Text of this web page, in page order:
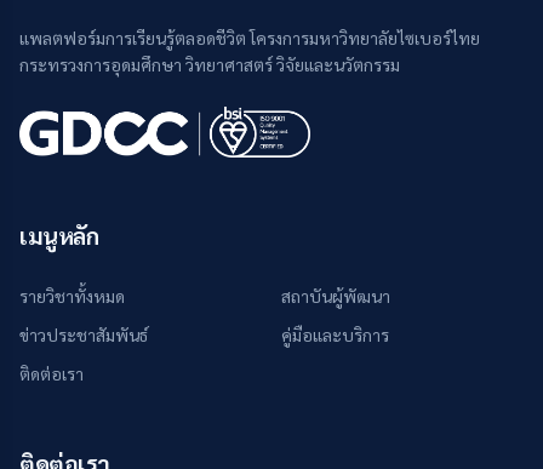
แพลตฟอร์มการเรียนรู้ตลอดชีวิต โครงการมหาวิทยาลัยไซเบอร์ไทย
กระทรวงการอุดมศึกษา วิทยาศาสตร์ วิจัยและนวัตกรรม
เมนูหลัก
รายวิชาทั้งหมด
สถาบันผู้พัฒนา
ข่าวประชาสัมพันธ์
คู่มือและบริการ
ติดต่อเรา
ติดต่อเรา